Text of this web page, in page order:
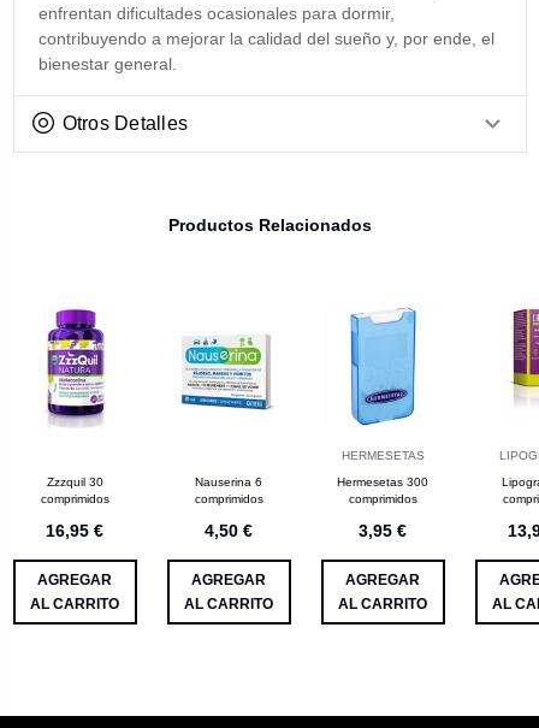
enfrentan dificultades ocasionales para dormir,
contribuyendo a mejorar la calidad del sueño y, por ende, el
bienestar general.
Otros Detalles
Productos Relacionados
Zzzquil 30
comprimidos
16,95 €
AGREGAR
AL CARRITO
Nauserina 6
comprimidos
4,50 €
AGREGAR
AL CARRITO
HERMESETAS
Hermesetas 300
comprimidos
3,95 €
AGREGAR
AL CARRITO
AL